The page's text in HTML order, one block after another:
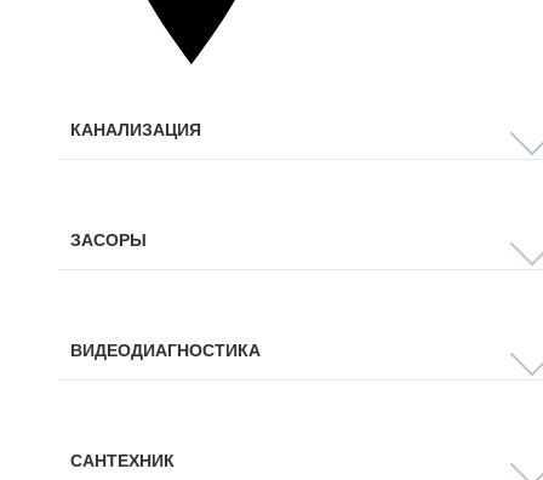
КАНАЛИЗАЦИЯ
ЗАСОРЫ
ВИДЕОДИАГНОСТИКА
САНТЕХНИК